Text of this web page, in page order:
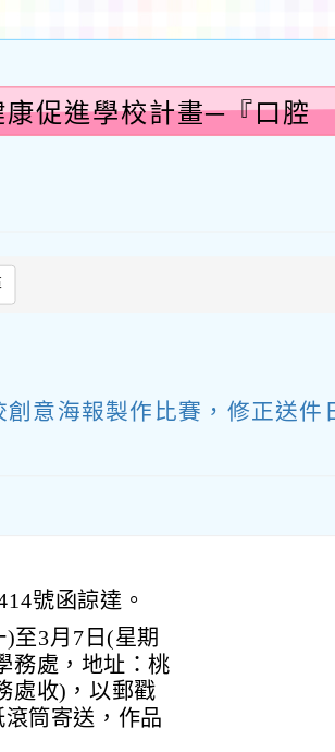
促進學校計畫─『口腔
意海報製作比賽，修正送件
號函諒達。
至3月7日(星期
務處，地址：桃
處收)，以郵戳
筒寄送，作品